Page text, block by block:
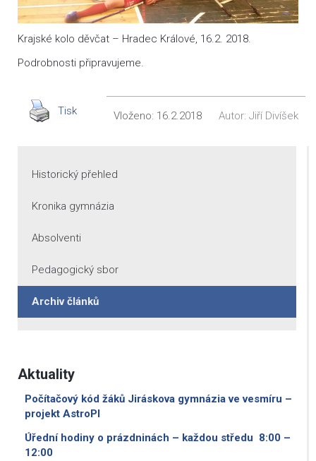
Krajské kolo děvčat – Hradec Králové, 16.2. 2018.
Podrobnosti připravujeme.
Tisk Vloženo: 16.2.2018 Autor: Jiří Divíšek
Historický přehled
Kronika gymnázia
Absolventi
Pedagogický sbor
Archiv článků
Aktuality
Počítačový kód žáků Jiráskova gymnázia ve vesmíru –
projekt AstroPI
Úřední hodiny o prázdninách – každou středu 8:00 –
12:00